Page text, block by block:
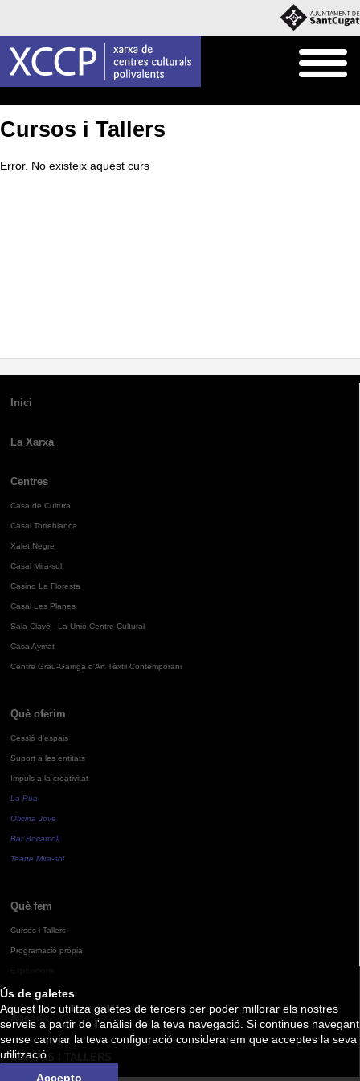
Ús de galetes
Aquest lloc utilitza galetes de tercers per poder millorar els nostres
serveis a partir de l'anàlisi de la teva navegació. Si continues navegant
sense canviar la teva configuració considerarem que acceptes la seva
utilització.
Accepto
Cursos i Tallers
Error. No existeix aquest curs
Inici
La Xarxa
Centres
Casa de Cultura
Casal Torreblanca
Xalet Negre
Casal Mira-sol
Casino La Floresta
Casal Les Planes
Sala Clavé - La Unió Centre Cultural
Casa Aymat
Centre Grau-Garriga d'Art Tèxtil Contemporani
Què oferim
Cessió d'espais
Suport a les entitats
Impuls a la creativitat
La Pua
Oficina Jove
Bar Bocamoll
Teatre Mira-sol
Què fem
Cursos i Tallers
Programació pròpia
Agenda
CURSOS I TALLERS